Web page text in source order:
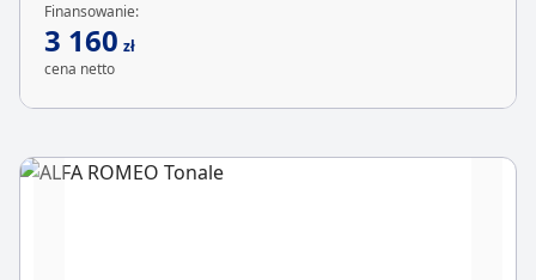
Finansowanie:
3 160 zł
cena netto